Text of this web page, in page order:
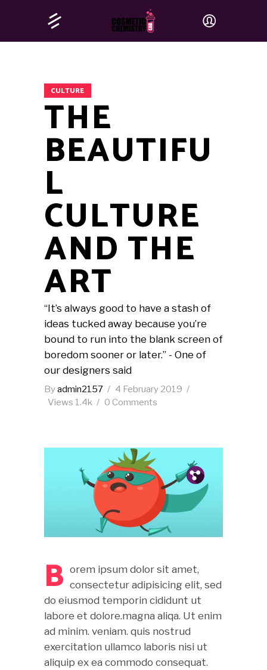
CULTURE
THE
BEAUTIFU
L
CULTURE
AND THE
ART
“It’s always good to have a stash of
ideas tucked away because you’re
bound to run into the blank screen of
boredom sooner or later.” - One of
our designers said
Byadmin2157
4 February 2019
Views 1.4k 0 Comments
Fb.
Tw.
Pin.
B orem ipsum dolor sit amet,
consectetur adipisicing elit, sed
do eiusmod temporin cididunt ut
labore et dolore.magna aliqa. Ut enim
ad minim. veniam. quis nostrud
exercitation ullamco laboris nisi ut
aliquip ex ea commodo consequat.